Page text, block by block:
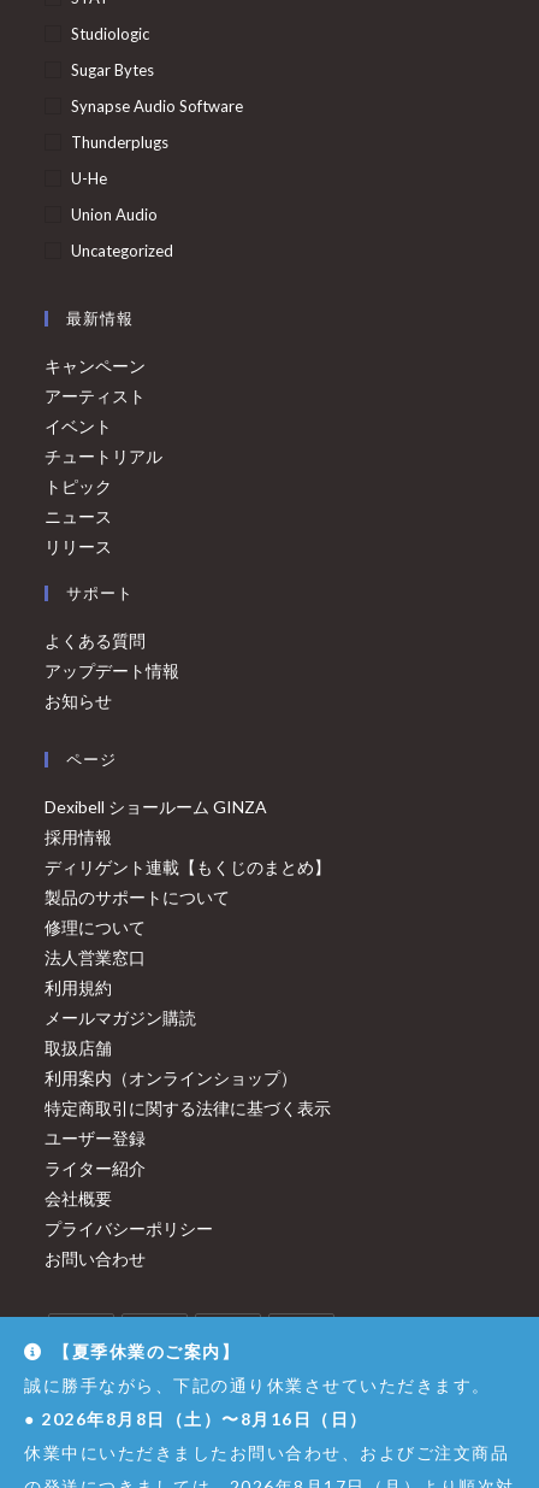
Studiologic
Sugar Bytes
Synapse Audio Software
Thunderplugs
U-He
Union Audio
Uncategorized
最新情報
キャンペーン
アーティスト
イベント
チュートリアル
トピック
ニュース
リリース
サポート
よくある質問
アップデート情報
お知らせ
ページ
Dexibell ショールーム GINZA
採用情報
ディリゲント連載【もくじのまとめ】
製品のサポートについて
修理について
法人営業窓口
利用規約
メールマガジン購読
取扱店舗
利用案内（オンラインショップ）
特定商取引に関する法律に基づく表示
ユーザー登録
ライター紹介
会社概要
プライバシーポリシー
お問い合わせ
【夏季休業のご案内】
誠に勝手ながら、下記の通り休業させていただきます。
● 2026年8月8日（土）〜8月16日（日）
休業中にいただきましたお問い合わせ、およびご注文商品